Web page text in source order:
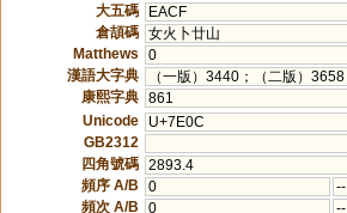
大五碼
EACF
倉頡碼 女火卜廿山
Matthews
0
漢語大字典
（一版）3440；（二版）3658
康熙字典 861
Unicode
U+7E0C
GB2312
四角號碼 2893.4
頻序 A/B
0
--
頻次 A/B
0
--